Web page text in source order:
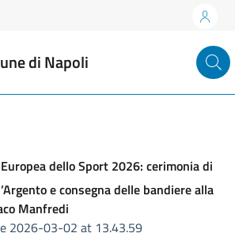
di Napoli
dello Sport 2026: cerimonia di
e consegna delle bandiere alla
Manfredi
2026-03-02 at 13.43.59